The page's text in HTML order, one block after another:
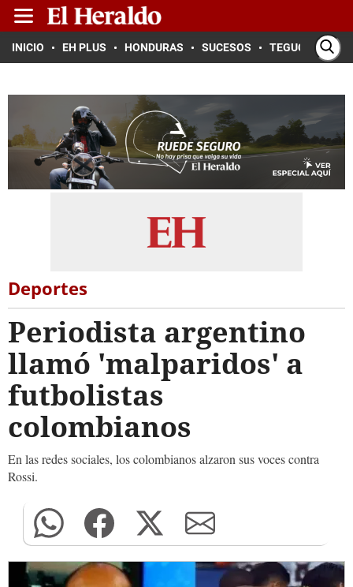
INICIO EH PLUS HONDURAS SUCESOS TEGUCIGALPA
Deportes
Periodista argentino
llamó 'malparidos' a
futbolistas
colombianos
En las redes sociales, los colombianos alzaron sus voces contra
Rossi.